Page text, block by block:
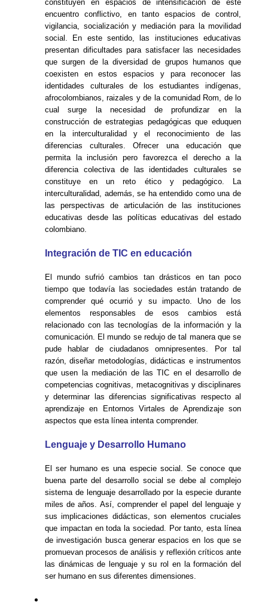
constituyen en espacios de intensificación de este
encuentro conflictivo, en tanto espacios de control,
vigilancia, socialización y mediación para la movilidad
social. En este sentido, las instituciones educativas
presentan dificultades para satisfacer las necesidades
que surgen de la diversidad de grupos humanos que
coexisten en estos espacios y para reconocer las
identidades culturales de los estudiantes indígenas,
afrocolombianos, raizales y de la comunidad Rom, de lo
cual surge la necesidad de profundizar en la
construcción de estrategias pedagógicas que eduquen
en la interculturalidad y el reconocimiento de las
diferencias culturales. Ofrecer una educación que
permita la inclusión pero favorezca el derecho a la
diferencia colectiva de las identidades culturales se
constituye en un reto ético y pedagógico. La
interculturalidad, además, se ha entendido como una de
las perspectivas de articulación de las instituciones
educativas desde las políticas educativas del estado
colombiano.
Integración de TIC en educación
El mundo sufrió cambios tan drásticos en tan poco
tiempo que todavía las sociedades están tratando de
comprender qué ocurrió y su impacto. Uno de los
elementos responsables de esos cambios está
relacionado con las tecnologías de la información y la
comunicación. El mundo se redujo de tal manera que se
pude hablar de ciudadanos omnipresentes. Por tal
razón, diseñar metodologías, didácticas e instrumentos
que usen la mediación de las TIC en el desarrollo de
competencias cognitivas, metacognitivas y disciplinares
y determinar las diferencias significativas respecto al
aprendizaje en Entornos Virtales de Aprendizaje son
aspectos que esta línea intenta comprender.
Lenguaje y Desarrollo Humano
El ser humano es una especie social. Se conoce que
buena parte del desarrollo social se debe al complejo
sistema de lenguaje desarrollado por la especie durante
miles de años. Así, comprender el papel del lenguaje y
sus implicaciones didácticas, son elementos cruciales
que impactan en toda la sociedad. Por tanto, esta línea
de investigación busca generar espacios en los que se
promuevan procesos de análisis y reflexión críticos ante
las dinámicas de lenguaje y su rol en la formación del
ser humano en sus diferentes dimensiones.